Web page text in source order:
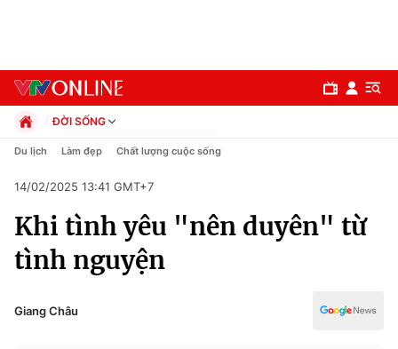
Chuyên mục
Chính trị
ĐỜI SỐNG
Chính trị
Pháp luật
Kinh tế
Thể thao
Truyền hình
Y tế
Du lịch Làm đẹp Chất lượng cuộc sống
14/02/2025 13:41 GMT+7
Khi tình yêu "nên duyên" từ
tình nguyện
Giang Châu